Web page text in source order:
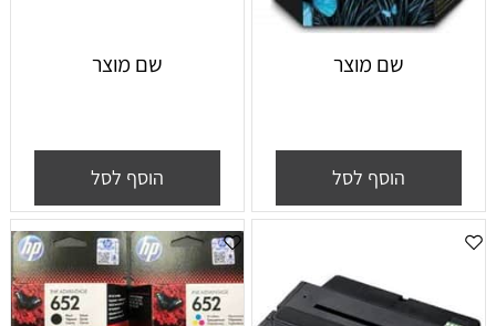
שם מוצר
הוסף לסל
שם מוצר
הוסף לסל